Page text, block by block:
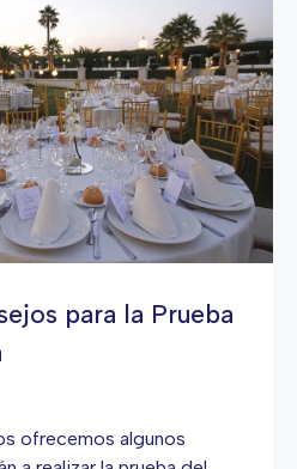
para la Prueba
ofrecemos algunos